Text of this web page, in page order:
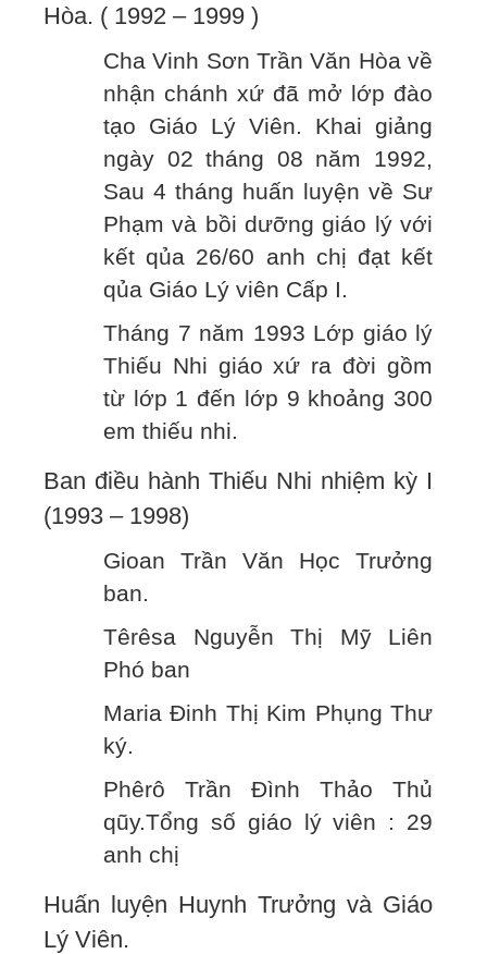
Hòa. ( 1992 – 1999 )
Cha Vinh Sơn Trần Văn Hòa về
nhận chánh xứ đã mở lớp đào
tạo Giáo Lý Viên. Khai giảng
ngày 02 tháng 08 năm 1992,
Sau 4 tháng huấn luyện về Sư
Phạm và bồi dưỡng giáo lý với
kết qủa 26/60 anh chị đạt kết
qủa Giáo Lý viên Cấp I.
Tháng 7 năm 1993 Lớp giáo lý
Thiếu Nhi giáo xứ ra đời gồm
từ lớp 1 đến lớp 9 khoảng 300
em thiếu nhi.
Ban điều hành Thiếu Nhi nhiệm kỳ I
(1993 – 1998)
Gioan Trần Văn Học Trưởng
ban.
Têrêsa Nguyễn Thị Mỹ Liên
Phó ban
Maria Đinh Thị Kim Phụng Thư
ký.
Phêrô Trần Đình Thảo Thủ
qũy.Tổng số giáo lý viên : 29
anh chị
Huấn luyện Huynh Trưởng và Giáo
Lý Viên.